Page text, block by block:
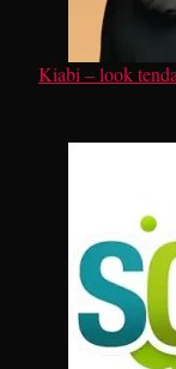
Kiabi – look